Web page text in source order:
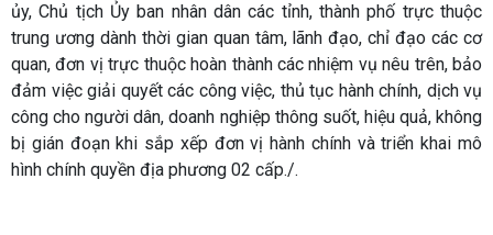
ủy, Chủ tịch Ủy ban nhân dân các tỉnh, thành phố trực thuộc
trung ương dành thời gian quan tâm, lãnh đạo, chỉ đạo các cơ
quan, đơn vị trực thuộc hoàn thành các nhiệm vụ nêu trên, bảo
đảm việc giải quyết các công việc, thủ tục hành chính, dịch vụ
công cho người dân, doanh nghiệp thông suốt, hiệu quả, không
bị gián đoạn khi sắp xếp đơn vị hành chính và triển khai mô
hình chính quyền địa phương 02 cấp./.